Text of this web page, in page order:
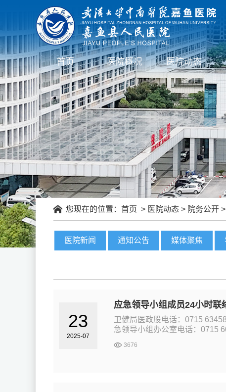
首页 医院概况 医院动态
您现在的位置： 首页 > 医院动态 > 院务公开 >
医院新闻 通知公告 媒体聚焦
23
2025-07
应急领导小组成员24小时联
卫健局医政股电话：0715
急领导小组办公室电话：0715
3676